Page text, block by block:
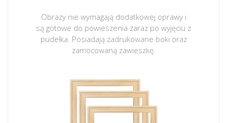
Obrazy nie wymagają dodatkowej oprawy i
są gotowe do powieszenia zaraz po wyjęciu z
pudełka. Posiadają zadrukowane boki oraz
zamocowaną zawieszkę.